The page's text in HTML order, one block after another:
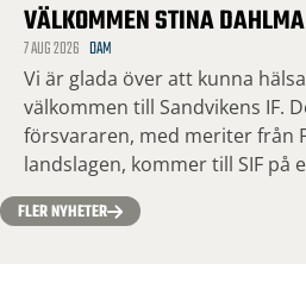
VÄLKOMMEN STINA
7 AUG 2026 DAM
Vi är glada över att kunna
välkommen till Sandvikens IF.
försvararen, med meriter från
landslagen, kommer till SIF på
FLER NYHETER